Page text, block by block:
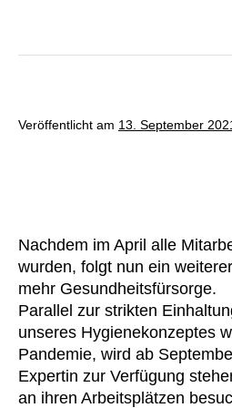
Veröffentlicht am 13. September
Nachdem im April alle
wurden, folgt nun ein
mehr Gesundheitsfürsorge.
Parallel zur strikten
unseres Hygienekonzeptes
Pandemie, wird ab
Expertin zur Verfügung
an ihren Arbeitsplätzen